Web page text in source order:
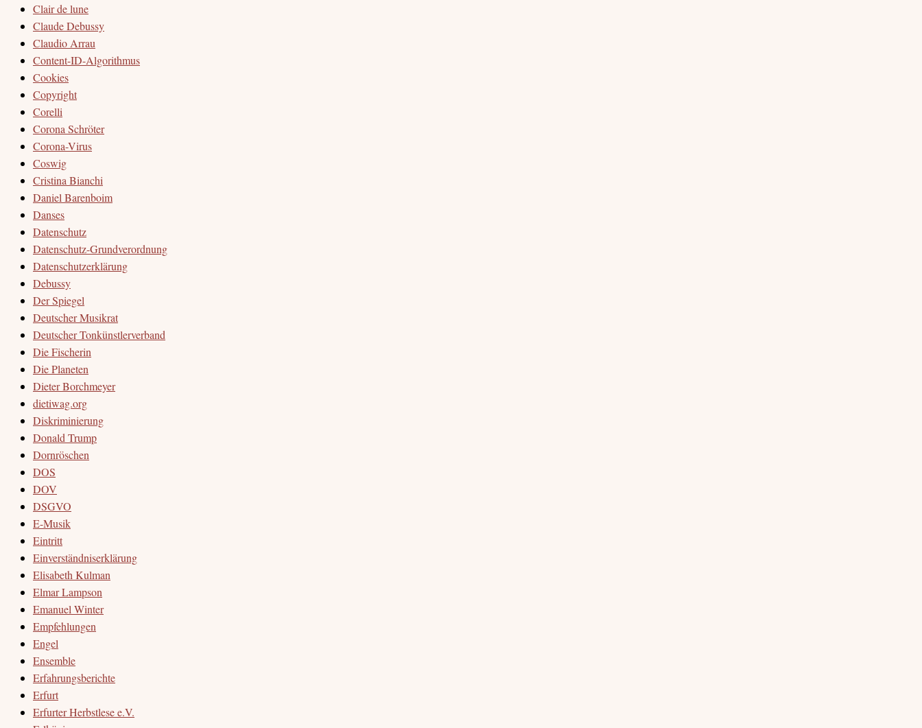
Clair de lune
Claude Debussy
Claudio Arrau
Content-ID-Algorithmus
Cookies
Copyright
Corelli
Corona Schröter
Corona-Virus
Coswig
Cristina Bianchi
Daniel Barenboim
Danses
Datenschutz
Datenschutz-Grundverordnung
Datenschutzerklärung
Debussy
Der Spiegel
Deutscher Musikrat
Deutscher Tonkünstlerverband
Die Fischerin
Die Planeten
Dieter Borchmeyer
dietiwag.org
Diskriminierung
Donald Trump
Dornröschen
DOS
DOV
DSGVO
E-Musik
Eintritt
Einverständniserklärung
Elisabeth Kulman
Elmar Lampson
Emanuel Winter
Empfehlungen
Engel
Ensemble
Erfahrungsberichte
Erfurt
Erfurter Herbstlese e.V.